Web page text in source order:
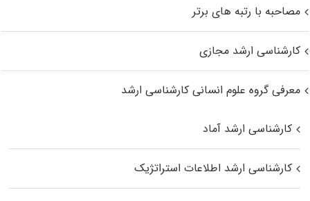
مصاحبه با رتبه های برتر
کارشناسی ارشد مجازی
معرفی گروه علوم انسانی کارشناسی ارشد
کارشناسی ارشد آماد
کارشناسی ارشد اطلاعات استراتژیک